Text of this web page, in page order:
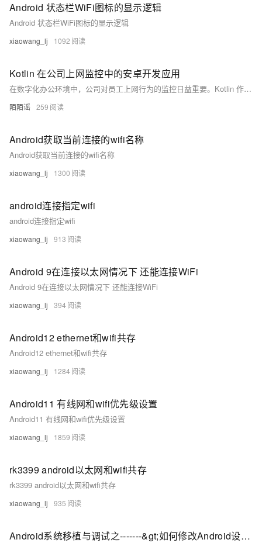
Android 状态栏WiFi图标的显示逻辑
Android 状态栏WiFi图标的显示逻辑
xiaowang_lj 1092
Kotlin 在公司上网监控中的安卓开发应用
在数字化办公环境中，公司对员工上网行为的监控日益重要。Kotlin 作为一种基于 JVM 的编程语言，具备简洁、安全、高效的特性，已成为安卓开发的首选语言之一。通过网络请求拦截，Kotlin 可实现网址监控、访问时间记录等功能，满足公司上网监控需求。其简洁性有助于快速构建强大的监控应用，并便于后续维护与扩展。因此，Kotlin 在安卓上网监控应用开发中展现出广阔前景。
陌陌谣 259
Android获取当前连接的wifi名称
Android获取当前连接的wifi名称
xiaowang_lj 1300
android连接指定wifi
android连接指定wifi
xiaowang_lj 913
Android 9在连接以太网情况下 还能连接WiFi
Android 9在连接以太网情况下 还能连接WiFi
xiaowang_lj 394
Android12 ethernet和wifi共存
Android12 ethernet和wifi共存
xiaowang_lj 1284
Android11 有线网和wifi优先级设置
Android11 有线网和wifi优先级设置
xiaowang_lj 1859
rk3399 android以太网和wifi共存
rk3399 android以太网和wifi共存
xiaowang_lj 935
Android系统移植与调试之-------&gt;如何修改Android设备添加3G上网功能